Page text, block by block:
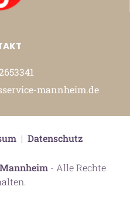
mannheim.de
- Alle Rechte
| Datenschutz